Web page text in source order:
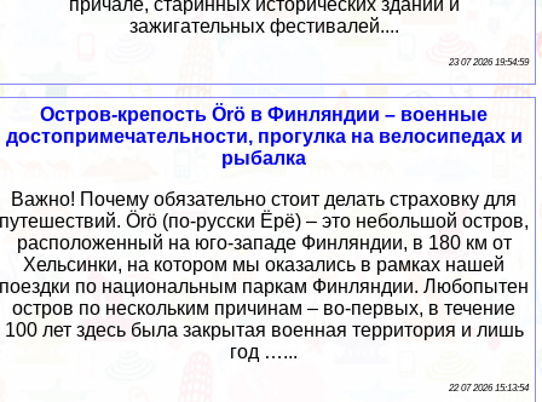
причале, старинных исторических зданий и
зажигательных фестивалей....
23 07 2026 19:54:59
Остров-крепость Örö в Финляндии – военные
достопримечательности, прогулка на велосипедах и
рыбалка
Важно! Почему обязательно стоит делать страховку для
путешествий. Örö (по-русски Ёрё) – это небольшой остров,
расположенный на юго-западе Финляндии, в 180 км от
Хельсинки, на котором мы оказались в рамках нашей
поездки по национальным паркам Финляндии. Любопытен
остров по нескольким причинам – во-первых, в течение
100 лет здесь была закрытая военная территория и лишь
год …...
22 07 2026 15:13:54